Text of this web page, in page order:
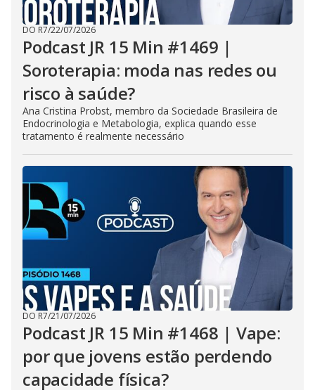
DO R7/22/07/2026
Podcast JR 15 Min #1469 |
Soroterapia: moda nas redes ou
risco à saúde?
Ana Cristina Probst, membro da Sociedade Brasileira de
Endocrinologia e Metabologia, explica quando esse
tratamento é realmente necessário
DO R7/21/07/2026
Podcast JR 15 Min #1468 | Vape:
por que jovens estão perdendo
capacidade física?